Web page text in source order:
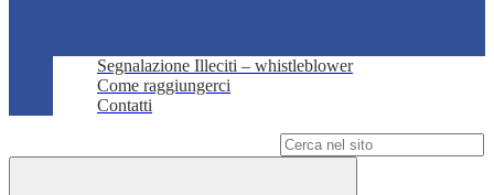
Segnalazione Illeciti – whistleblower
Come raggiungerci
Contatti